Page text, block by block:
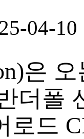
04-10
은
더폴
로드